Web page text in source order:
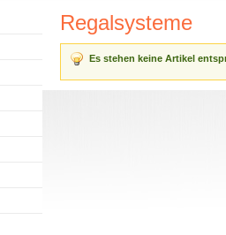
Regalsysteme
Es stehen keine Artikel